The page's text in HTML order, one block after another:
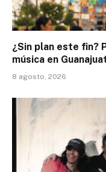
¿Sin plan este fin?
música en
8 agosto, 2026